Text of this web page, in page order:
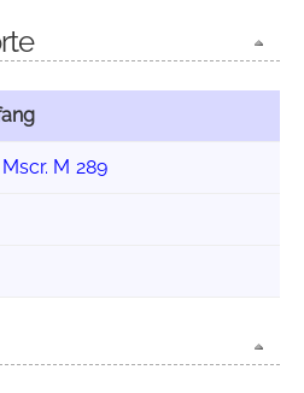
Mscr. M 289